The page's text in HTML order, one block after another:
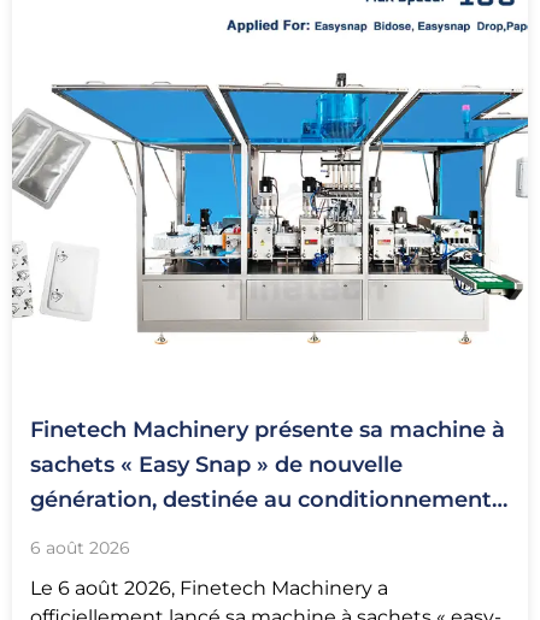
Finetech Machinery présente sa machine à
sachets « Easy Snap » de nouvelle
génération, destinée au conditionnement
en doses unitaires à usage unique
6 août 2026
Le 6 août 2026, Finetech Machinery a